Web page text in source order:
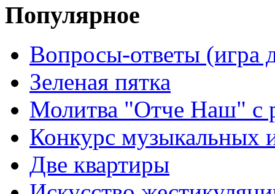
Популярное
Вопросы-ответы (игра
Зеленая пятка
Молитва "Отче Наш" с
Конкурс музыкальных
Две квартиры